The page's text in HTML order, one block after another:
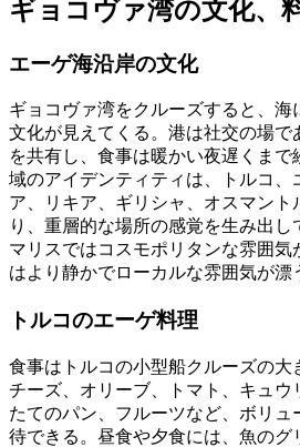
ギョコヴァ湾の文化、
エーゲ海沿岸の文化
ギョコヴァ湾をクルーズすると、海
文化が見えてくる。港は社交の場で
を共有し、食事は暖かい夜遅くま
域のアイデンティティは、トルコ、
ア、リキア、ギリシャ、オスマント
り、重層的な場所の感覚を生み出
マリスではコスモポリタンな雰囲
はより静かでローカルな雰囲気が漂
トルコのエーゲ料理
食事はトルコの小型船クルーズの大
チーズ、オリーブ、トマト、キュウ
たてのパン、フルーツなど、ボリュ
待できる。昼食や夕食には、魚のグ